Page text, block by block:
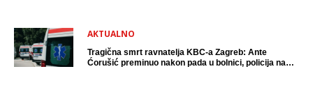
AKTUALNO
Tragična smrt ravnatelja KBC-a Zagreb: Ante
Ćorušić preminuo nakon pada u bolnici, policija na